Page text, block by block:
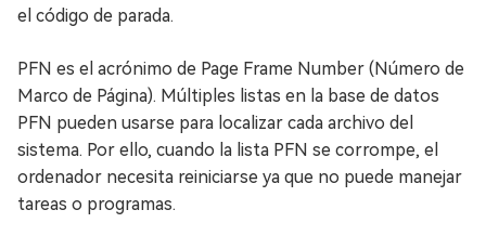
el código de parada.
PFN es el acrónimo de Page Frame Number (Número de
Marco de Página). Múltiples listas en la base de datos
PFN pueden usarse para localizar cada archivo del
sistema. Por ello, cuando la lista PFN se corrompe, el
ordenador necesita reiniciarse ya que no puede manejar
tareas o programas.